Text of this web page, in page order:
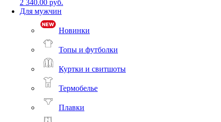
2 340.00 руб.
Для мужчин
Новинки
Топы и футболки
Куртки и свитшоты
Термобелье
Плавки